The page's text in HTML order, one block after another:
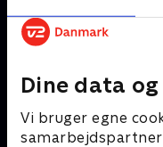
Dine data
Vi bruger egne
Andre så også